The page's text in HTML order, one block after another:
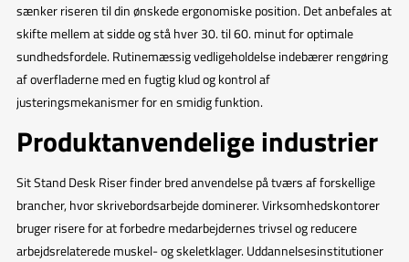
sænker riseren til din ønskede ergonomiske position. Det anbefales at
skifte mellem at sidde og stå hver 30. til 60. minut for optimale
sundhedsfordele. Rutinemæssig vedligeholdelse indebærer rengøring
af overfladerne med en fugtig klud og kontrol af
justeringsmekanismer for en smidig funktion.
Produktanvendelige industrier
Sit Stand Desk Riser finder bred anvendelse på tværs af forskellige
brancher, hvor skrivebordsarbejde dominerer. Virksomhedskontorer
bruger risere for at forbedre medarbejdernes trivsel og reducere
arbejdsrelaterede muskel- og skeletklager. Uddannelsesinstitutioner